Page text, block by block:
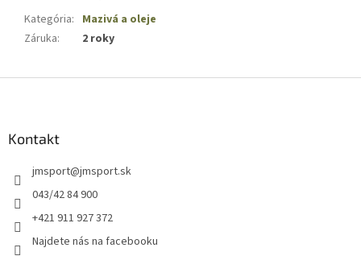
Kategória: Mazivá a oleje
Záruka: 2 roky
Kontakt
jmsport@jmsport.sk
043/42 84 900
+421 911 927 372
Najdete nás na facebooku